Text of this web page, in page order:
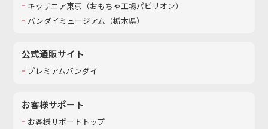
キッザニア東京（おもちゃ工場パビリオン）​
バンダイミュージアム（栃木県）
公式通販サイト
プレミアムバンダイ
お客様サポート
お客様サポートトップ